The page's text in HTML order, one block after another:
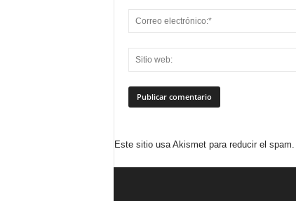
Este sitio usa Akismet para reducir el spam.